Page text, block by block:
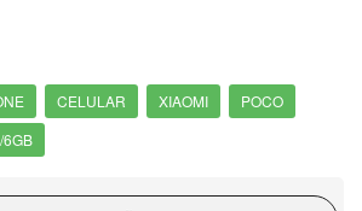
CELULAR XIAOMI
POCO
6GB